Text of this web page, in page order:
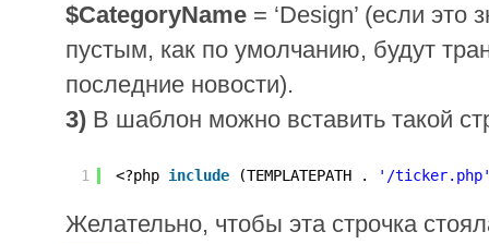
$CategoryName = ‘Design’ (если это
пустым, как по умолчанию, будут
последние новости).
3) В шаблон можно вставить такой
1 <?php include (TEMPLATEPATH . '/
Желательно, чтобы эта строчка